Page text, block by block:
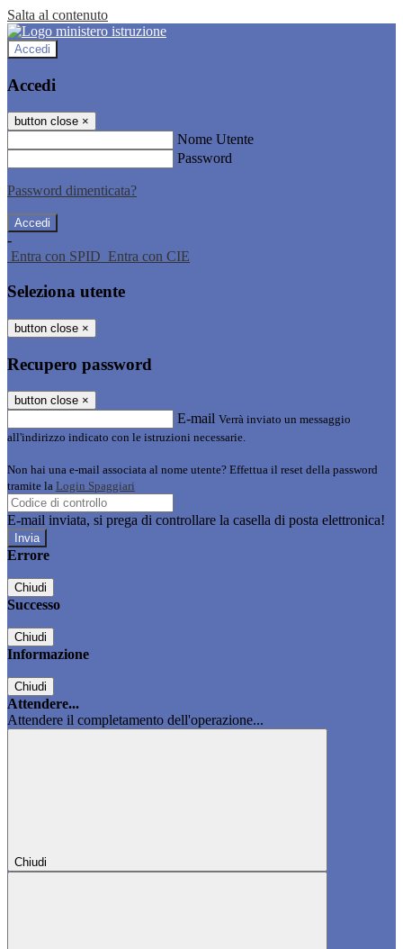
Salta al contenuto
Accedi
Accedi
button close ×
Nome Utente
Password
Password dimenticata?
-
Entra con SPID Entra con CIE
Seleziona utente
button close ×
Recupero password
button close ×
E-mail Verrà inviato un messaggio
all'indirizzo indicato con le istruzioni necessarie.
Non hai una e-mail associata al nome utente? Effettua il reset della password
tramite la Login Spaggiari
E-mail inviata, si prega di controllare la casella di posta elettronica!
Errore
Chiudi
Successo
Chiudi
Informazione
Chiudi
Attendere...
Attendere il completamento dell'operazione...
Chiudi